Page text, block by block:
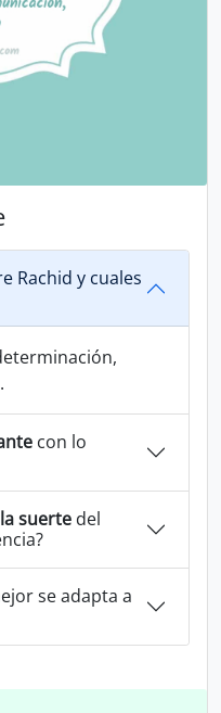
Rachid y cuales
con lo
suerte del
se adapta a